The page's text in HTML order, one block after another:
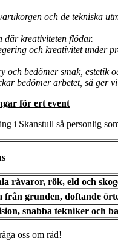
och de tekniska
kreativiteten flödar.
och kreativitet under
och bedömer smak, estetik
bedömer arbetet, så ger
för ert event
i Skanstull så personlig
råvaror, rök, eld och
från grunden, doftande
snabba tekniker och
oss om råd!